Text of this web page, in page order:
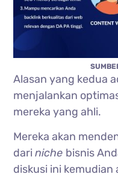
Alasan yang kedua
menjalankan
mereka yang ahli.
Mereka akan
dariniche bisnis
diskusi ini kemudian